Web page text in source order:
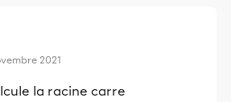
2021
la racine carre